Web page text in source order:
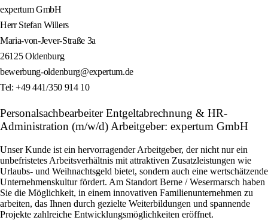
expertum GmbH
Herr Stefan Willers
Maria-von-Jever-Straße 3a
26125 Oldenburg
bewerbung-oldenburg@expertum.de
Tel: +49 441/350 914 10
Personalsachbearbeiter Entgeltabrechnung & HR-
Administration (m/w/d) Arbeitgeber: expertum GmbH
Unser Kunde ist ein hervorragender Arbeitgeber, der nicht nur ein
unbefristetes Arbeitsverhältnis mit attraktiven Zusatzleistungen wie
Urlaubs- und Weihnachtsgeld bietet, sondern auch eine wertschätzende
Unternehmenskultur fördert. Am Standort Berne / Wesermarsch haben
Sie die Möglichkeit, in einem innovativen Familienunternehmen zu
arbeiten, das Ihnen durch gezielte Weiterbildungen und spannende
Projekte zahlreiche Entwicklungsmöglichkeiten eröffnet.